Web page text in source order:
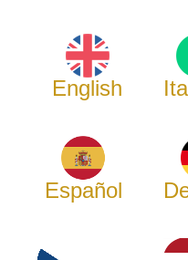
English
Español